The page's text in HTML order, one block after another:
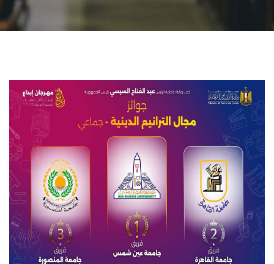
تواصل معنا
هيئة التدريس
الدراسات العليا
الخريجين
الموظفون
الزائـرون